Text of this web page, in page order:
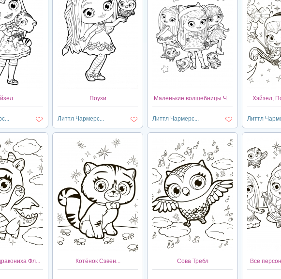
Поузи
Литтл Чармерс...
Маленькие волшебницы Ч...
Литтл Чармерс...
Хэйзел,
Литтл
Фл... Котёнок Сэвен... Сова Требл Все